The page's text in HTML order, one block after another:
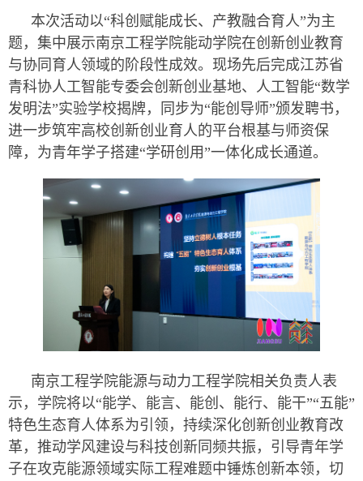
本次活动以“科创赋能成长、产教融合育人”为主
题，集中展示南京工程学院能动学院在创新创业教育
与协同育人领域的阶段性成效。现场先后完成江苏省
青科协人工智能专委会创新创业基地、人工智能“数学
发明法”实验学校揭牌，同步为“能创导师”颁发聘书，
进一步筑牢高校创新创业育人的平台根基与师资保
障，为青年学子搭建“学研创用”一体化成长通道。
南京工程学院能源与动力工程学院相关负责人表
示，学院将以“能学、能言、能创、能行、能干”“五能”
特色生态育人体系为引领，持续深化创新创业教育改
革，推动学风建设与科技创新同频共振，引导青年学
子在攻克能源领域实际工程难题中锤炼创新本领，切